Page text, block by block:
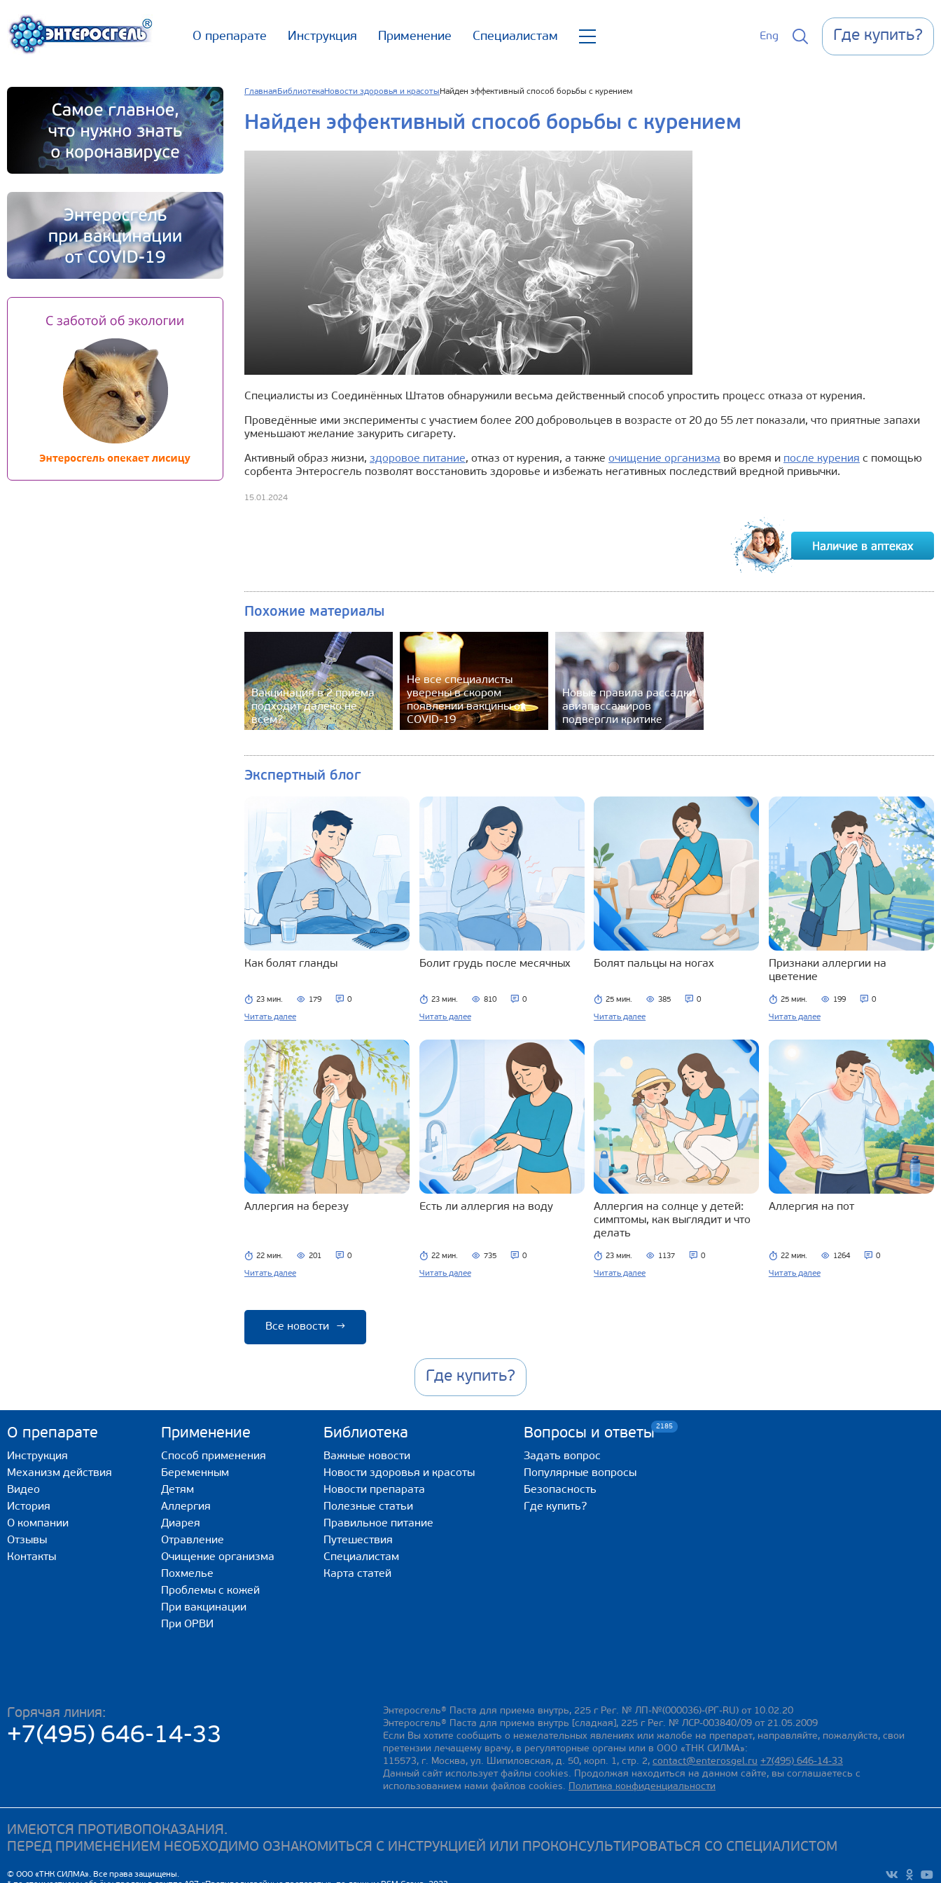
О препарате Инструкция Применение Специалистам Eng Где купить?
Главная БиблиотекаНовости здоровья и красоты Найден эффективный способ борьбы с курением
Найден эффективный способ борьбы с курением
Специалисты из Соединённых Штатов обнаружили весьма действенный способ упростить процесс отказа от курения.
Проведённые ими эксперименты с участием более 200 добровольцев в возрасте от 20 до 55 лет показали, что приятные запахи
уменьшают желание закурить сигарету.
Активный образ жизни, здоровое питание, отказ от курения, а также очищение организма во время и после курения c помощью
сорбента Энтеросгель позволят восстановить здоровье и избежать негативных последствий вредной привычки.
15.01.2024
Похожие материалы
Вакцинация в 2 приёма
подходит далеко не
всем?
Не все специалисты
уверены в скором
появлении вакцины от
COVID-19
Новые правила рассадки
авиапассажиров
подвергли критике
Экспертный блог
Как болят гланды
23 мин. 179 0
Читать далее
Болит грудь после месячных
23 мин. 810 0
Читать далее
Болят пальцы на ногах
25 мин. 385 0
Читать далее
Признаки аллергии на
цветение
25 мин. 199 0
Читать далее
Аллергия на березу
22 мин. 201 0
Читать далее
Есть ли аллергия на воду
22 мин. 735 0
Читать далее
Аллергия на солнце у детей:
симптомы, как выглядит и что
делать
23 мин. 1137 0
Читать далее
Аллергия на пот
22 мин. 1264 0
Читать далее
Все новости →
Где купить?
О препарате
Инструкция
Механизм действия
Видео
История
О компании
Отзывы
Контакты
Применение
Способ применения
Беременным
Детям
Аллергия
Диарея
Отравление
Очищение организма
Похмелье
Проблемы с кожей
При вакцинации
При ОРВИ
Библиотека
Важные новости
Новости здоровья и красоты
Новости препарата
Полезные статьи
Правильное питание
Путешествия
Специалистам
Карта статей
Вопросы и ответы2185
Задать вопрос
Популярные вопросы
Безопасность
Где купить?
Горячая линия:
+7(495) 646-14-33
Энтеросгель® Паста для приема внутрь, 225 г Рег. № ЛП-№(000036)-(РГ-RU) от 10.02.20
Энтеросгель® Паста для приема внутрь [сладкая], 225 г Рег. № ЛСР-003840/09 от 21.05.2009
Если Вы хотите сообщить о нежелательных явлениях или жалобе на препарат, направляйте, пожалуйста, свои
претензии лечащему врачу, в регуляторные органы или в ООО «ТНК СИЛМА»:
115573, г. Москва, ул. Шипиловская, д. 50, корп. 1, стр. 2, contact@enterosgel.ru +7(495) 646-14-33
Данный сайт использует файлы cookies. Продолжая находиться на данном сайте, вы соглашаетесь с
использованием нами файлов cookies. Политика конфиденциальности
ИМЕЮТСЯ ПРОТИВОПОКАЗАНИЯ.
ПЕРЕД ПРИМЕНЕНИЕМ НЕОБХОДИМО ОЗНАКОМИТЬСЯ С ИНСТРУКЦИЕЙ ИЛИ ПРОКОНСУЛЬТИРОВАТЬСЯ СО СПЕЦИАЛИСТОМ
© ООО «ТНК СИЛМА». Все права защищены.